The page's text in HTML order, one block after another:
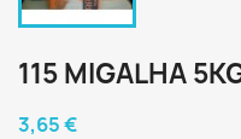
115 MIGALHA
3,65 €